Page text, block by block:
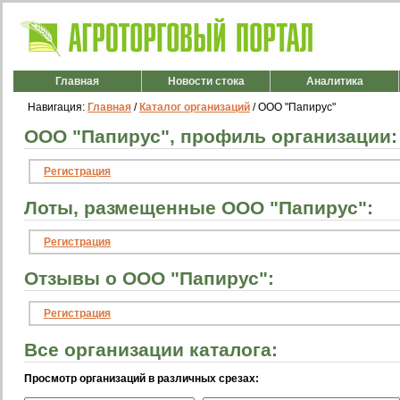
Главная Новости стока Аналитика
Навигация: Главная / Каталог организаций / ООО "Папирус"
ООО "Папирус", профиль организации:
Регистрация
Лоты, размещенные ООО "Папирус":
Регистрация
Отзывы о ООО "Папирус":
Регистрация
Все организации каталога:
Просмотр организаций в различных срезах: